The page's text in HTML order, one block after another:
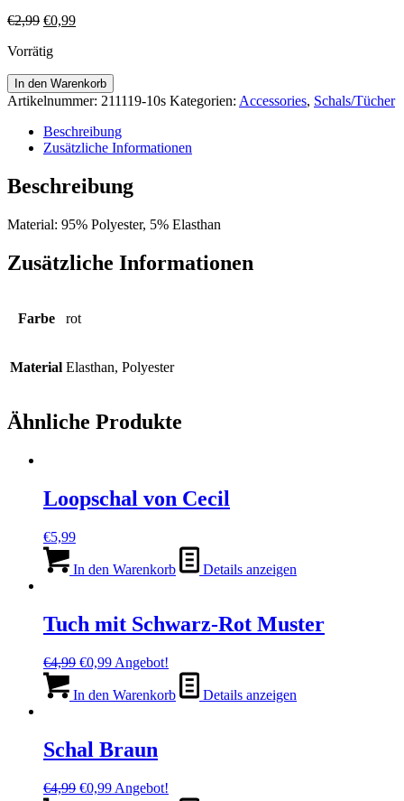
€2,99 Ursprünglicher
war:
€0,99Aktueller
Vorrätig
Loopschal
von
Menge
In den Warenkorb
Artikelnummer: 211119-10s Kategorien: Accessories, Schals/Tücher
Beschreibung
Zusätzliche Informationen
Beschreibung
Material: 95% Polyester, 5% Elasthan
Zusätzliche Informationen
Farbe rot
Material Elasthan, Polyester
Ähnliche Produkte
Loopschal von Cecil
€5,99
In den Warenkorb Details anzeigen
Tuch mit Schwarz-Rot Muster
€4,99 Ursprünglicher
war:
€0,99Aktueller
ist:
Angebot!
In den Warenkorb Details anzeigen
Schal Braun
€4,99 Ursprünglicher
€0,99Aktueller
Angebot!